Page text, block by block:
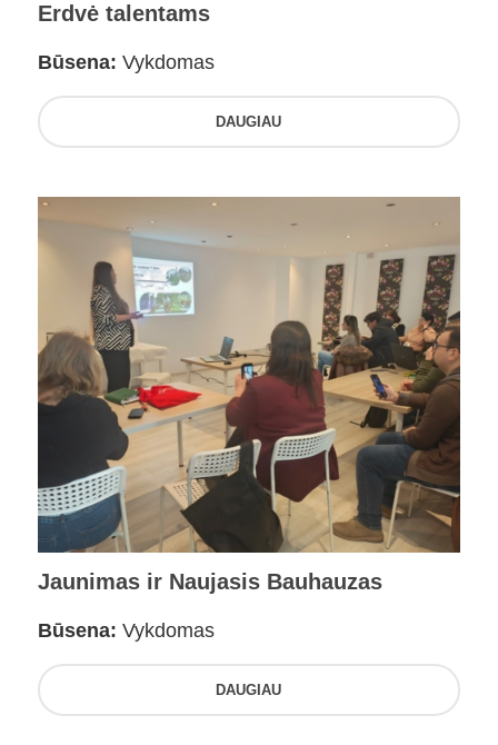
Erdvė talentams
Būsena: Vykdomas
DAUGIAU
Jaunimas ir Naujasis Bauhauzas
Būsena: Vykdomas
DAUGIAU